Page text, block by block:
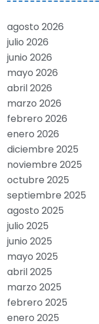
agosto 2026
julio 2026
junio 2026
mayo 2026
abril 2026
marzo 2026
febrero 2026
enero 2026
diciembre 2025
noviembre 2025
octubre 2025
septiembre 2025
agosto 2025
julio 2025
junio 2025
mayo 2025
abril 2025
marzo 2025
febrero 2025
enero 2025